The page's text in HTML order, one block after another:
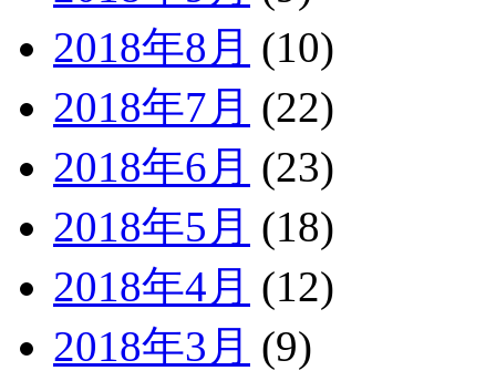
2018年8月 (10)
2018年7月 (22)
2018年6月 (23)
2018年5月 (18)
2018年4月 (12)
2018年3月 (9)